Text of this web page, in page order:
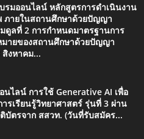
รมออนไลน์ หลักสูตรการดำเนินงาน
ภายในสถานศึกษาด้วยปัญญา
ดูลที่ 2 การกำหนดมาตรฐานการ
มายของสถานศึกษาด้วยปัญญา
สิงหาคม...
ไลน์ การใช้ Generative AI เพื่อ
รเรียนรู้วิทยาศาสตร์ รุ่นที่ 3 ผ่าน
บัตรจาก สสวท. (วันที่รับสมัคร...